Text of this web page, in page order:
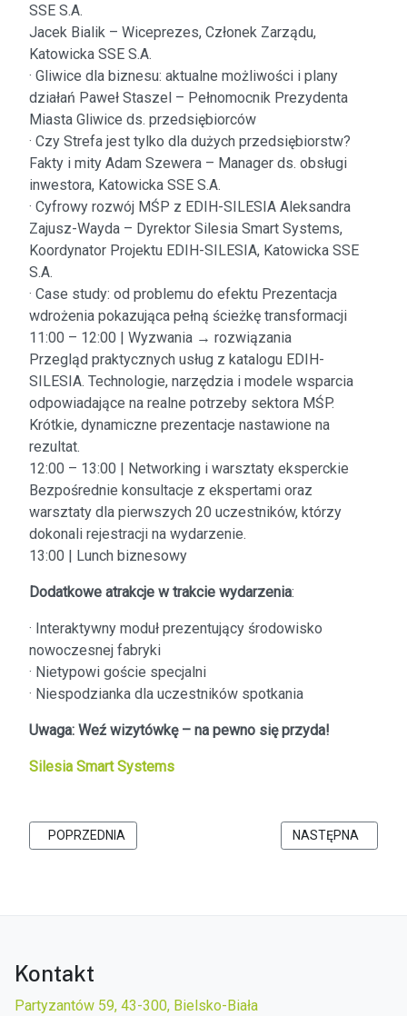
SSE S.A.
Jacek Bialik – Wiceprezes, Członek Zarządu,
Katowicka SSE S.A.
· Gliwice dla biznesu: aktualne możliwości i plany
działań Paweł Staszel – Pełnomocnik Prezydenta
Miasta Gliwice ds. przedsiębiorców
· Czy Strefa jest tylko dla dużych przedsiębiorstw?
Fakty i mity Adam Szewera – Manager ds. obsługi
inwestora, Katowicka SSE S.A.
· Cyfrowy rozwój MŚP z EDIH-SILESIA Aleksandra
Zajusz-Wayda – Dyrektor Silesia Smart Systems,
Koordynator Projektu EDIH-SILESIA, Katowicka SSE
S.A.
· Case study: od problemu do efektu Prezentacja
wdrożenia pokazująca pełną ścieżkę transformacji
11:00 – 12:00 | Wyzwania → rozwiązania
Przegląd praktycznych usług z katalogu EDIH-
SILESIA. Technologie, narzędzia i modele wsparcia
odpowiadające na realne potrzeby sektora MŚP.
Krótkie, dynamiczne prezentacje nastawione na
rezultat.
12:00 – 13:00 | Networking i warsztaty eksperckie
Bezpośrednie konsultacje z ekspertami oraz
warsztaty dla pierwszych 20 uczestników, którzy
dokonali rejestracji na wydarzenie.
13:00 | Lunch biznesowy
Dodatkowe atrakcje w trakcie wydarzenia:
· Interaktywny moduł prezentujący środowisko
nowoczesnej fabryki
· Nietypowi goście specjalni
· Niespodzianka dla uczestników spotkania
Uwaga: Weź wizytówkę – na pewno się przyda!
Silesia Smart Systems
POPRZEDNIA STRONA: DZIEŃ PRZEDSIĘBIORCZOŚCI 2026 W
POPRZEDNIA NASTĘPNA
NASTĘPNA
Kontakt
Partyzantów 59, 43-300, Bielsko-Biała